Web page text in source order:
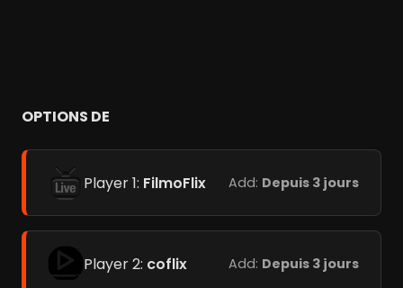
OPTIONS DE
Player 1: FilmoFlix Add: Depuis 3 jours
Player 2: coflix Add: Depuis 3 jours